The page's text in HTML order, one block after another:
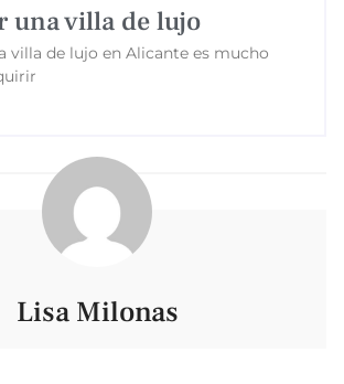
una villa de lujo
villa de lujo en Alicante es mucho
Lisa Milonas